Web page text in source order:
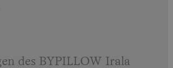
des BYPILLOW Irala